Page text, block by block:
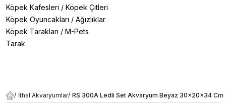
Köpek Kafesleri / Köpek Çitleri
Köpek Oyuncakları / Ağızlıklar
Köpek Tarakları / M-Pets
Tarak
/ İthal Akvaryumlar/ RS 300A Ledli Set Akvaryum Beyaz 30x20x34 Cm